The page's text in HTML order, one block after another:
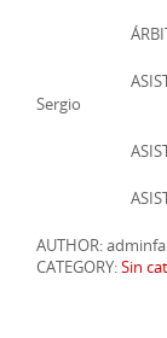
ÁRBITRO
Sergio
AUTHOR:
CATEGORY:Sin